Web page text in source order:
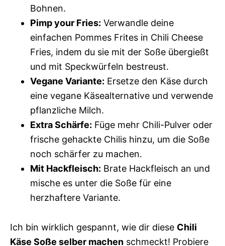
Bohnen.
Pimp your Fries: Verwandle deine
einfachen Pommes Frites in Chili Cheese
Fries, indem du sie mit der Soße übergießt
und mit Speckwürfeln bestreust.
Vegane Variante: Ersetze den Käse durch
eine vegane Käsealternative und verwende
pflanzliche Milch.
Extra Schärfe: Füge mehr Chili-Pulver oder
frische gehackte Chilis hinzu, um die Soße
noch schärfer zu machen.
Mit Hackfleisch: Brate Hackfleisch an und
mische es unter die Soße für eine
herzhaftere Variante.
Ich bin wirklich gespannt, wie dir diese Chili
Käse Soße selber machen schmeckt! Probiere